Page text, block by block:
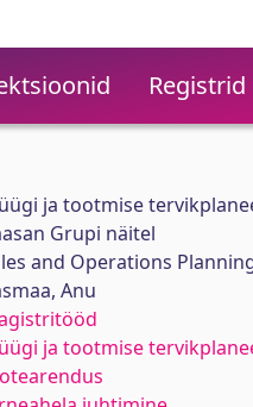
Registrid
ja tootmise
Grupi näitel
and Operations
Anu
ja tootmise